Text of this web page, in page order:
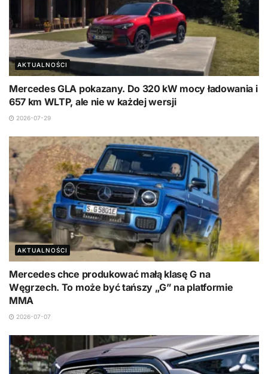
AKTUALNOŚCI
Mercedes GLA pokazany. Do 320 kW mocy ładowania i
657 km WLTP, ale nie w każdej wersji
2026-07-29
AKTUALNOŚCI
Mercedes chce produkować małą klasę G na
Węgrzech. To może być tańszy „G” na platformie
MMA
2026-07-07